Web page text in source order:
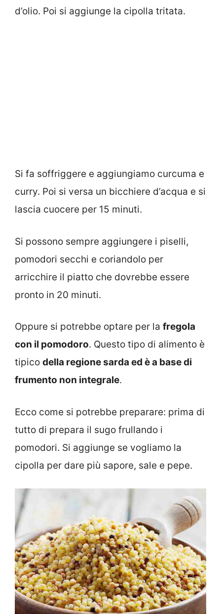
d’olio. Poi si aggiunge la cipolla tritata.
Si fa soffriggere e aggiungiamo curcuma e
curry. Poi si versa un bicchiere d’acqua e si
lascia cuocere per 15 minuti.
Si possono sempre aggiungere i piselli,
pomodori secchi e coriandolo per
arricchire il piatto che dovrebbe essere
pronto in 20 minuti.
Oppure si potrebbe optare per la fregola
con il pomodoro. Questo tipo di alimento è
tipico della regione sarda ed è a base di
frumento non integrale.
Ecco come si potrebbe preparare: prima di
tutto di prepara il sugo frullando i
pomodori. Si aggiunge se vogliamo la
cipolla per dare più sapore, sale e pepe.